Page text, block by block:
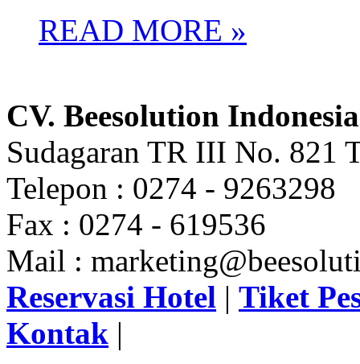
READ MORE »
CV. Beesolution Indonesia
Sudagaran TR III No. 821
Telepon : 0274 - 9263298
Fax : 0274 - 619536
Mail :
Reservasi Hotel | Tiket
Kontak |